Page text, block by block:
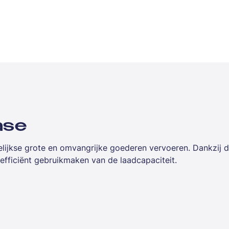
grote en omvangrijke goederen vervoeren. Dankzij
gebruikmaken van de laadcapaciteit.
in de